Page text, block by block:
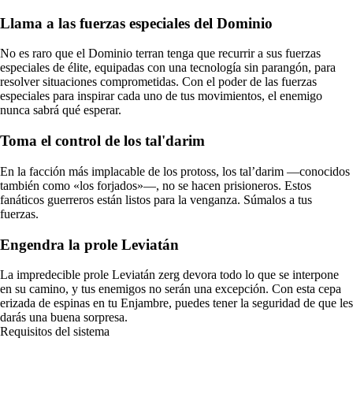
Llama a las fuerzas especiales del Dominio
No es raro que el Dominio terran tenga que recurrir a sus fuerzas
especiales de élite, equipadas con una tecnología sin parangón, para
resolver situaciones comprometidas. Con el poder de las fuerzas
especiales para inspirar cada uno de tus movimientos, el enemigo
nunca sabrá qué esperar.
Toma el control de los tal'darim
En la facción más implacable de los protoss, los tal’darim —conocidos
también como «los forjados»—, no se hacen prisioneros. Estos
fanáticos guerreros están listos para la venganza. Súmalos a tus
fuerzas.
Engendra la prole Leviatán
La impredecible prole Leviatán zerg devora todo lo que se interpone
en su camino, y tus enemigos no serán una excepción. Con esta cepa
erizada de espinas en tu Enjambre, puedes tener la seguridad de que les
darás una buena sorpresa.
Requisitos del sistema